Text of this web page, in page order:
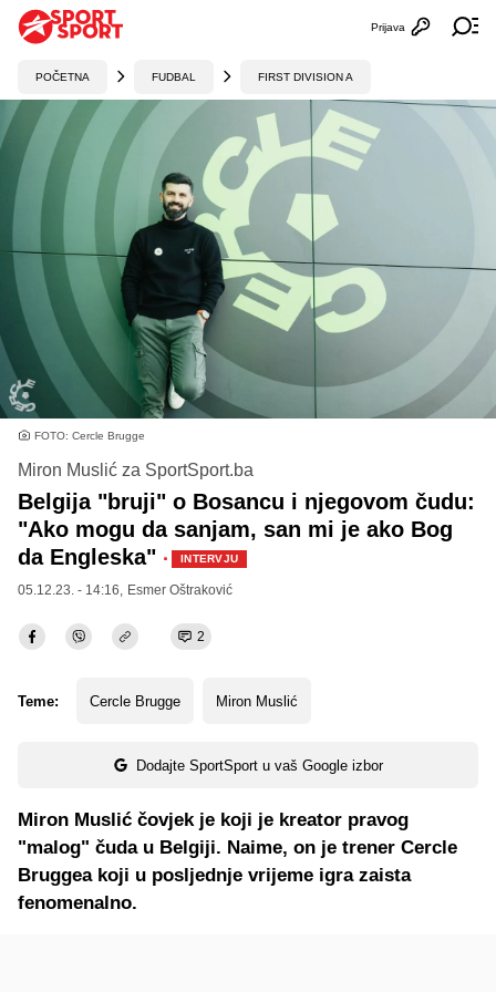
Otvori
Prijava
POČETNA FUDBAL FIRST DIVISION A
FOTO: Cercle Brugge
Miron Muslić za SportSport.ba
Belgija "bruji" o Bosancu i njegovom čudu:
"Ako mogu da sanjam, san mi je ako Bog
da Engleska" · INTERVJU
05.12.23. - 14:16, Esmer Oštraković
2
Teme: Cercle Brugge Miron Muslić
Dodajte SportSport u vaš Google izbor
Miron Muslić čovjek je koji je kreator pravog
"malog" čuda u Belgiji. Naime, on je trener Cercle
Bruggea koji u posljednje vrijeme igra zaista
fenomenalno.